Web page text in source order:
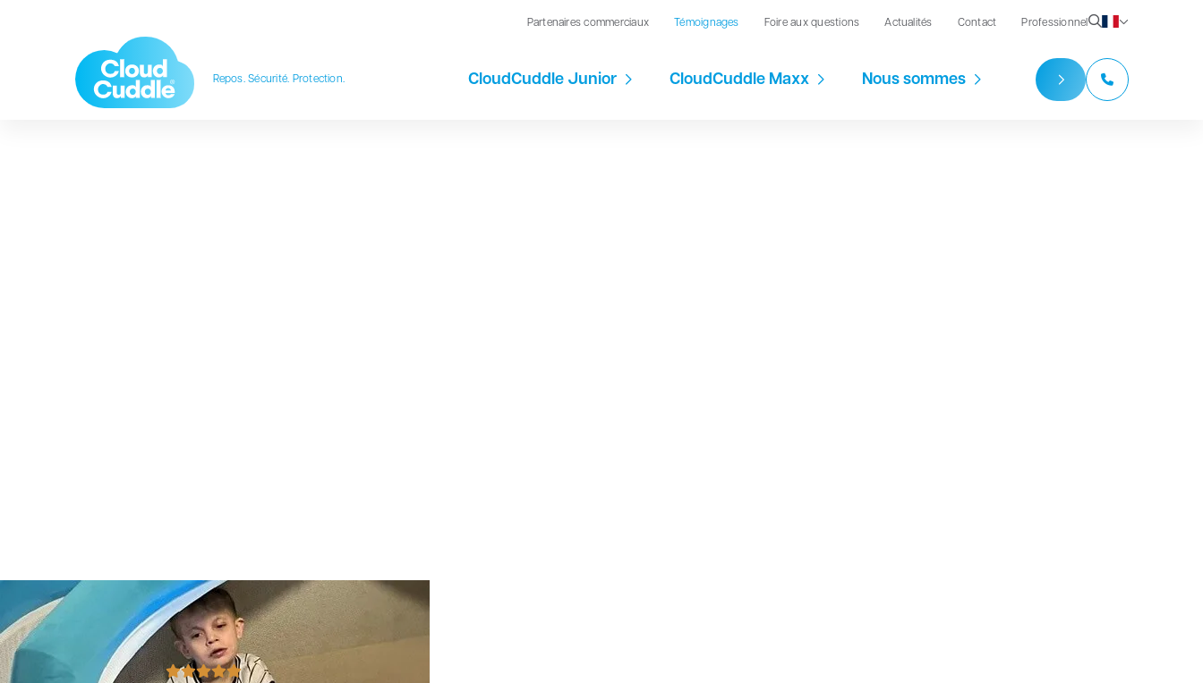
Partenaires commerciaux Témoignages Foire aux questions Actualités Contact Professionnel
Repos. Sécurité. Protection. CloudCuddle Junior CloudCuddle Maxx Nous sommes